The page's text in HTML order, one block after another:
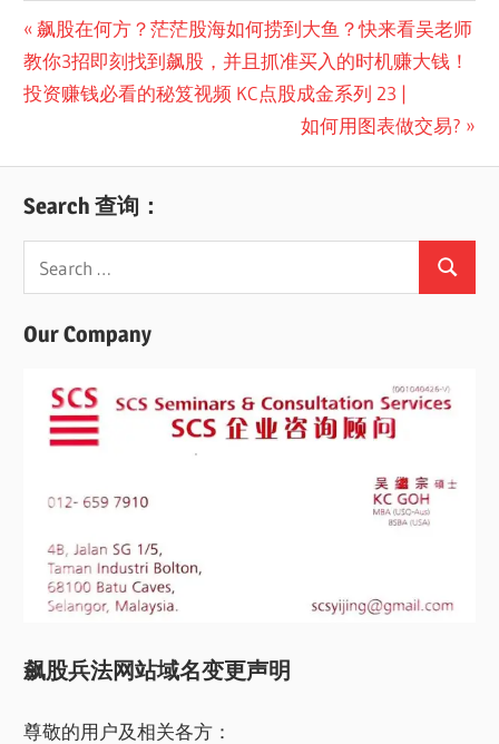
Post
navigation
Previous
Post:
飙股在何方？茫茫股海如何捞到大鱼？快来看吴老师
教你3招即刻找到飙股，并且抓准买入的时机赚大钱！
投资赚钱必看的秘笈视频 KC点股成金系列 23 |
Next
如何用图表做交易?
Search 查询：
for:
Search
Our Company
飙股兵法网站域名变更声明
尊敬的用户及相关各方：